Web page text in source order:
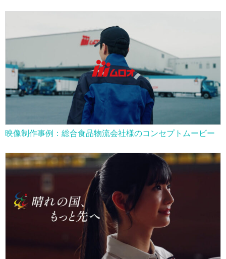
映像制作事例：総合食品物流会社様のコンセプトムービー